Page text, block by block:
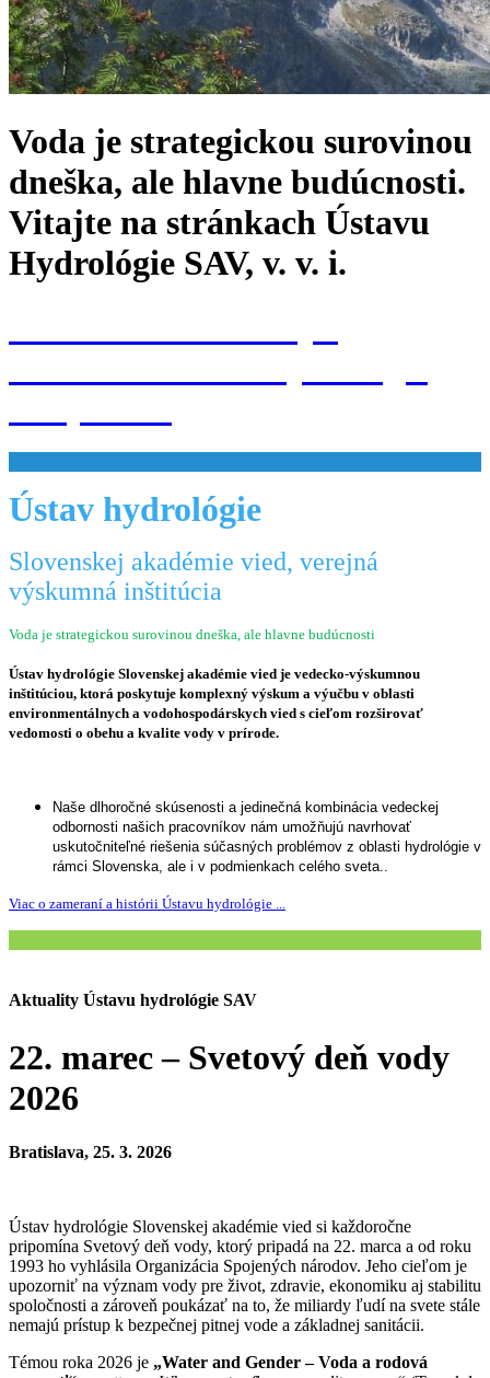
Voda je strategickou surovinou
dneška, ale hlavne budúcnosti.
Vitajte na stránkach Ústavu
Hydrológie SAV, v. v. i.
Ústav hydrológie
Slovenskej akadémie vied, verejná
výskumná inštitúcia
Voda je strategickou surovinou dneška, ale hlavne budúcnosti
Ústav hydrológie Slovenskej akadémie vied je vedecko-výskumnou
inštitúciou, ktorá poskytuje komplexný výskum a výučbu v oblasti
environmentálnych a vodohospodárskych vied s cieľom rozširovať
vedomosti o obehu a kvalite vody v prírode.
Naše dlhoročné skúsenosti a jedinečná kombinácia vedeckej
odbornosti našich pracovníkov nám umožňujú navrhovať
uskutočniteľné riešenia súčasných problémov z oblasti hydrológie v
rámci Slovenska, ale i v podmienkach celého sveta..
Viac o zameraní a histórii Ústavu hydrológie ...
Aktuality Ústavu hydrológie SAV
22. marec – Svetový deň vody
2026
Bratislava, 25. 3. 2026
Ústav hydrológie Slovenskej akadémie vied si každoročne
pripomína Svetový deň vody, ktorý pripadá na 22. marca a od roku
1993 ho vyhlásila Organizácia Spojených národov. Jeho cieľom je
upozorniť na význam vody pre život, zdravie, ekonomiku aj stabilitu
spoločnosti a zároveň poukázať na to, že miliardy ľudí na svete stále
nemajú prístup k bezpečnej pitnej vode a základnej sanitácii.
Témou roka 2026 je „Water and Gender – Voda a rodová